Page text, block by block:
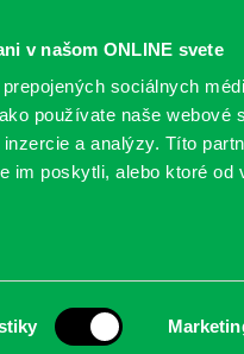
v našom ONLINE svete
sociálnych
používate naše webové
a analýzy. Títo
im poskytli, alebo ktoré od
POBOČKY O